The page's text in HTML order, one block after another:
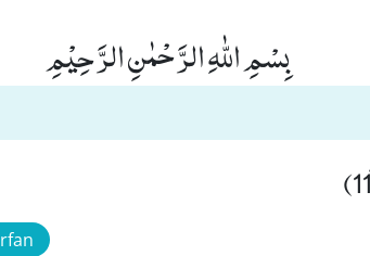
بِسْمِ اللّٰهِ الرَّحْمٰنِ الرَّحِیْمِ